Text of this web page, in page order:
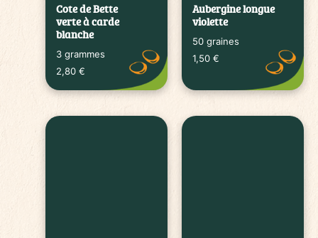
Cote de Bette
verte à carde
blanche
3 grammes
2,80 €
Aubergine longue
violette
50 graines
1,50 €